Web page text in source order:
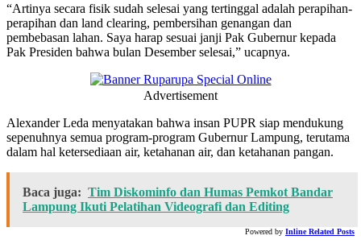
“Artinya secara fisik sudah selesai yang tertinggal adalah perapihan-
perapihan dan land clearing, pembersihan genangan dan
pembebasan lahan. Saya harap sesuai janji Pak Gubernur kepada
Pak Presiden bahwa bulan Desember selesai,” ucapnya.
Advertisement
Alexander Leda menyatakan bahwa insan PUPR siap mendukung
sepenuhnya semua program-program Gubernur Lampung, terutama
dalam hal ketersediaan air, ketahanan air, dan ketahanan pangan.
Baca juga: Tim Diskominfo dan Humas Pemkot Bandar
Lampung Ikuti Pelatihan Videografi dan Editing
Powered by Inline Related Posts